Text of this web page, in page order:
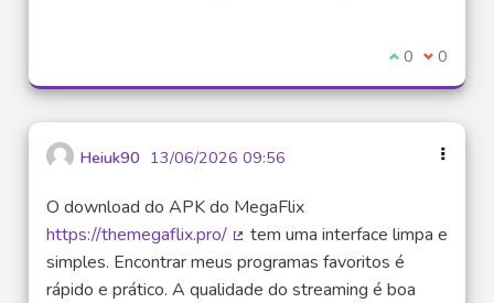
Je suis
0 Je ne
0
Heiuk90 13/06/2026 09:56
O download do APK do MegaFlix
https://themegaflix.pro/
(Lien externe)
tem uma interface limpa e
simples. Encontrar meus programas favoritos é
rápido e prático. A qualidade do streaming é boa